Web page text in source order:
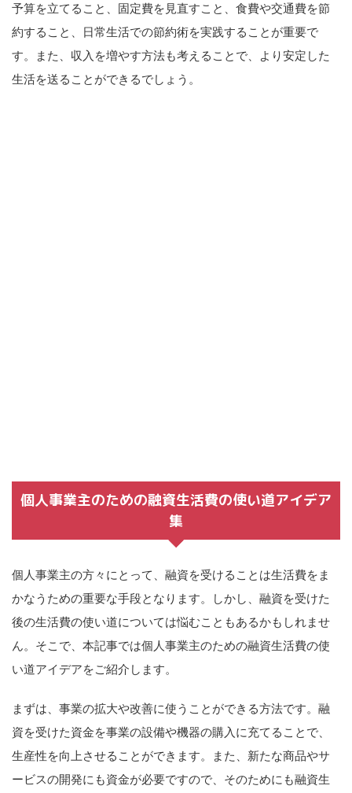
予算を立てること、固定費を見直すこと、食費や交通費を節
約すること、日常生活での節約術を実践することが重要で
す。また、収入を増やす方法も考えることで、より安定した
生活を送ることができるでしょう。
個人事業主のための融資生活費の使い道アイデア
集
個人事業主の方々にとって、融資を受けることは生活費をま
かなうための重要な手段となります。しかし、融資を受けた
後の生活費の使い道については悩むこともあるかもしれませ
ん。そこで、本記事では個人事業主のための融資生活費の使
い道アイデアをご紹介します。
まずは、事業の拡大や改善に使うことができる方法です。融
資を受けた資金を事業の設備や機器の購入に充てることで、
生産性を向上させることができます。また、新たな商品やサ
ービスの開発にも資金が必要ですので、そのためにも融資生